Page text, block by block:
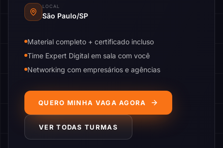
LOCAL
São Paulo/SP
Material completo + certificado incluso
Time Expert Digital em sala com você
Networking com empresários e agências
QUERO MINHA VAGA AGORA
VER TODAS TURMAS